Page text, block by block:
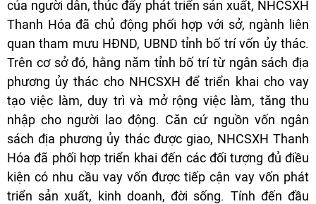
của người dân, thúc đẩy phát triển sản xuất, NHCSXH
Thanh Hóa đã chủ động phối hợp với sở, ngành liên
quan tham mưu HĐND, UBND tỉnh bố trí vốn ủy thác.
Trên cơ sở đó, hằng năm tỉnh bố trí từ ngân sách địa
phương ủy thác cho NHCSXH để triển khai cho vay
tạo việc làm, duy trì và mở rộng việc làm, tăng thu
nhập cho người lao động. Căn cứ nguồn vốn ngân
sách địa phương ủy thác được giao, NHCSXH Thanh
Hóa đã phối hợp triển khai đến các đối tượng đủ điều
kiện có nhu cầu vay vốn được tiếp cận vay vốn phát
triển sản xuất, kinh doanh, đời sống. Tính đến đầu